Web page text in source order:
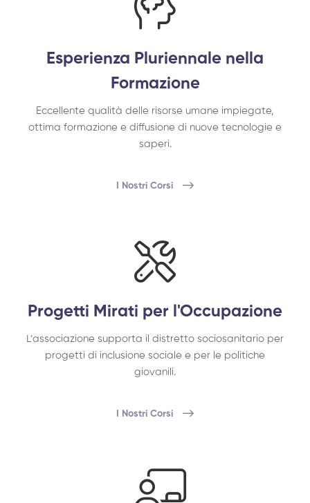
Esperienza Pluriennale nella
Formazione
Eccellente qualità delle risorse umane impiegate,
ottima formazione e diffusione di nuove tecnologie e
saperi.
I Nostri Corsi
Progetti Mirati per l'Occupazione
L’associazione supporta il distretto sociosanitario per
progetti di inclusione sociale e per le politiche
giovanili.
I Nostri Corsi